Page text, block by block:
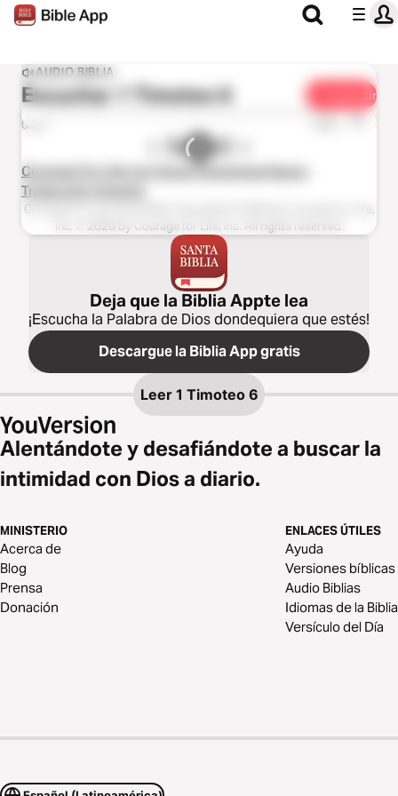
AUDIO BIBLIA
Escuchar 1 Timoteo 6 Compartir
0:00 1x
Courage For Life con Voces Femeninas Nueva
Traducción Viviente
Courage for Life Audio Bible Copyright © 2020 by Courage for Life,
Inc. ℗ 2020 by Courage for Life, Inc. All rights reserved.
Deja que la Biblia Appte lea
¡Escucha la Palabra de Dios dondequiera que estés!
Descargue la Biblia App gratis
Leer 1 Timoteo 6
Alentándote y desafiándote a buscar la
intimidad con Dios a diario.
MINISTERIO
Acerca de
Blog
Prensa
Donación
ENLACES ÚTILES
Ayuda
Versiones bíblicas
Audio Biblias
Idiomas de la Biblia
Versículo del Día